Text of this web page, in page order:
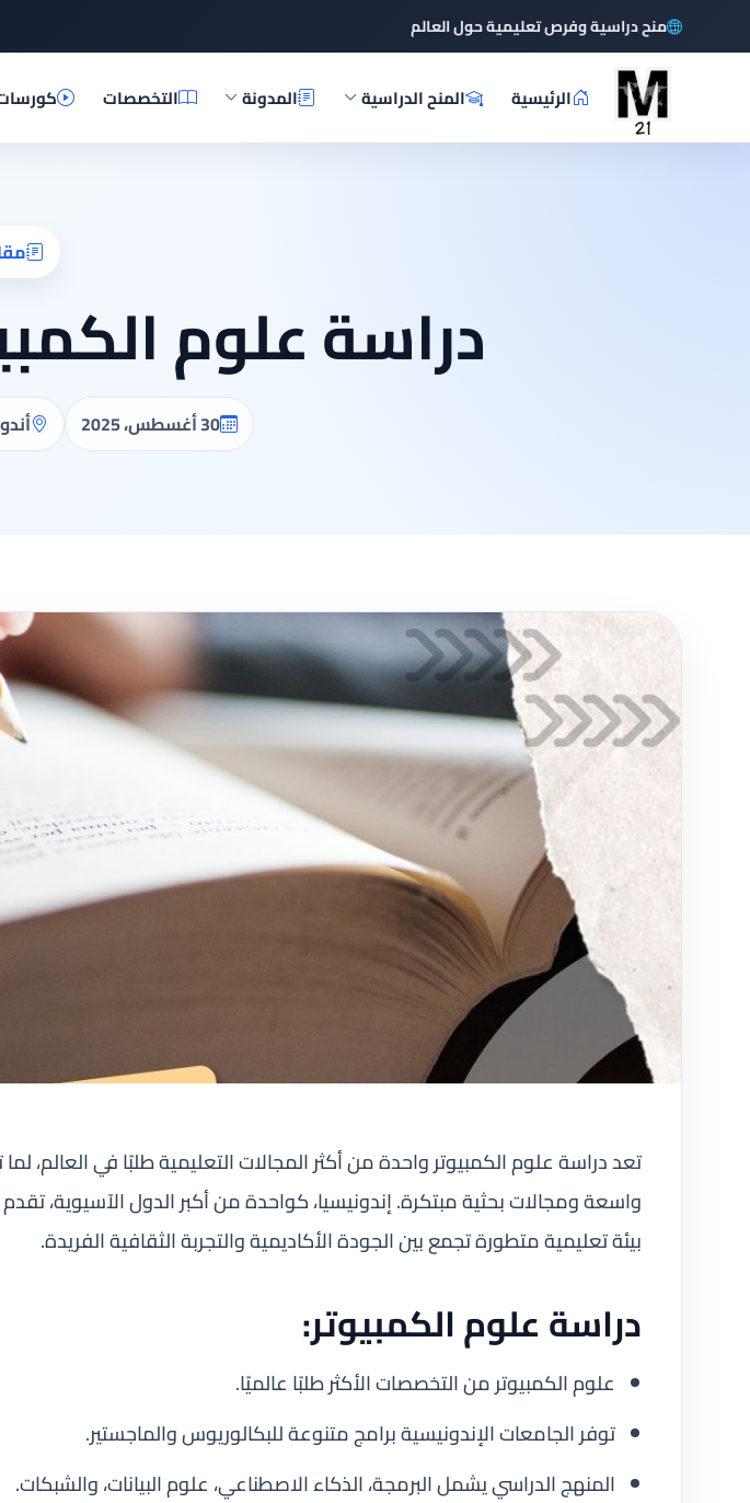
منح دراسية وفرص تعليمية حول العالم
الرئيسية المنح الدراسية المدونة التخصصات
دراسة علوم
30 أغسطس، 2025
تعد دراسة علوم الكمبيوتر واحدة من أكثر المجالات التعليمية طلبًا في
واسعة ومجالات بحثية مبتكرة. إندونيسيا، كواحدة من أكبر الدول الآسيوية، تقدم
بيئة تعليمية متطورة تجمع بين الجودة الأكاديمية والتجربة الثقافية الفريدة.
دراسة علوم الكمبيوتر:
علوم الكمبيوتر من التخصصات الأكثر طلبًا عالميًا.
توفر الجامعات الإندونيسية برامج متنوعة للبكالوريوس والماجستير.
المنهج الدراسي يشمل البرمجة، الذكاء الاصطناعي، علوم البيانات، والشبكات.